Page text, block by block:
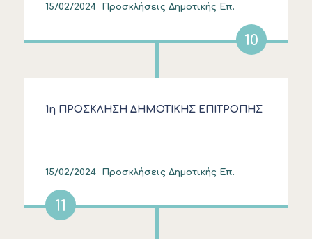
15/02/2024 Προσκλήσεις Δημοτικής Επ.
10
1η ΠΡΟΣΚΛΗΣΗ ΔΗΜΟΤΙΚΗΣ ΕΠΙΤΡΟΠΗΣ
15/02/2024 Προσκλήσεις Δημοτικής Επ.
11